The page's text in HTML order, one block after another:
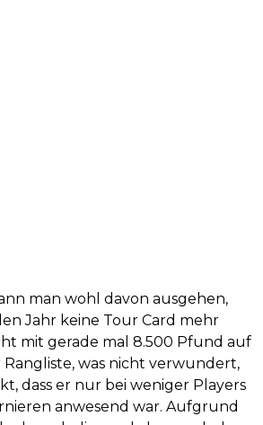
man wohl davon ausgehen,
Jahr keine Tour Card mehr
mit gerade mal 8.500 Pfund auf
Rangliste, was nicht verwundert,
dass er nur bei weniger Players
anwesend war. Aufgrund